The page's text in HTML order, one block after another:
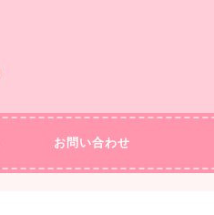
お問い合わせ